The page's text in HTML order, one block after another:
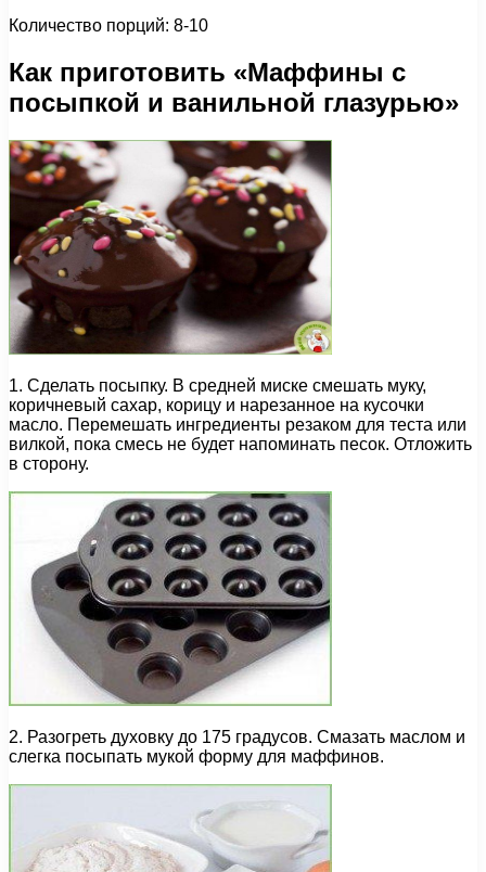
Количество порций: 8-10
Как приготовить «Маффины с
посыпкой и ванильной глазурью»
1. Сделать посыпку. В средней миске смешать муку,
коричневый сахар, корицу и нарезанное на кусочки
масло. Перемешать ингредиенты резаком для теста или
вилкой, пока смесь не будет напоминать песок. Отложить
в сторону.
2. Разогреть духовку до 175 градусов. Смазать маслом и
слегка посыпать мукой форму для маффинов.